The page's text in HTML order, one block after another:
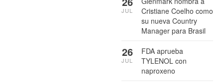
Cristiane Coelho como
su nueva Country
Manager para Brasil
JUL
FDA aprueba
TYLENOL con
naproxeno
26
JUL